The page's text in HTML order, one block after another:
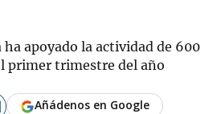
apoyado la actividad de 600
primer trimestre del año
Añádenos en Google